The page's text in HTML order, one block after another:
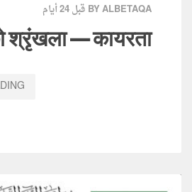
قبل 24 أيام BY ALBETAQA
श्रृंखला — कायरता